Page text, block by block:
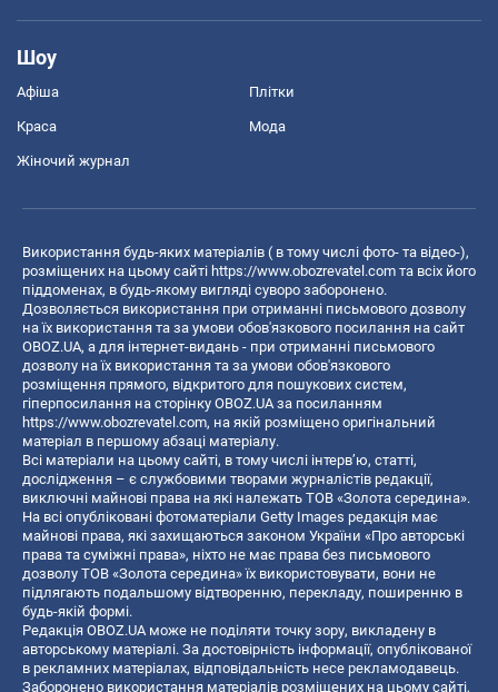
Шоу
Афіша Плітки
Краса Мода
Жіночий журнал
Використання будь-яких матеріалів ( в тому числі фото- та відео-),
розміщених на цьому сайті https://www.obozrevatel.com та всіх його
піддоменах, в будь-якому вигляді суворо заборонено.
Дозволяється використання при отриманні письмового дозволу
на їх використання та за умови обов'язкового посилання на сайт
OBOZ.UA, а для інтернет-видань - при отриманні письмового
дозволу на їх використання та за умови обов'язкового
розміщення прямого, відкритого для пошукових систем,
гіперпосилання на сторінку OBOZ.UA за посиланням
https://www.obozrevatel.com, на якій розміщено оригінальний
матеріал в першому абзаці матеріалу.
Всі матеріали на цьому сайті, в тому числі інтерв’ю, статті,
дослідження – є службовими творами журналістів редакції,
виключні майнові права на які належать ТОВ «Золота середина».
На всі опубліковані фотоматеріали Getty Images редакція має
майнові права, які захищаються законом України «Про авторські
права та суміжні права», ніхто не має права без письмового
дозволу ТОВ «Золота середина» їх використовувати, вони не
підлягають подальшому відтворенню, перекладу, поширенню в
будь-якій формі.
Редакція OBOZ.UA може не поділяти точку зору, викладену в
авторському матеріалі. За достовірність інформації, опублікованої
в рекламних матеріалах, відповідальність несе рекламодавець.
Заборонено використання матеріалів розміщених на цьому сайті,